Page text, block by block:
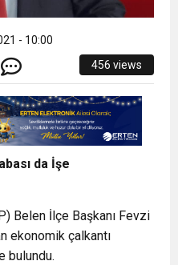
- 10:00
456 views
da İşe
Belen İlçe Başkanı Fevzi
ekonomik çalkantı
bulundu.